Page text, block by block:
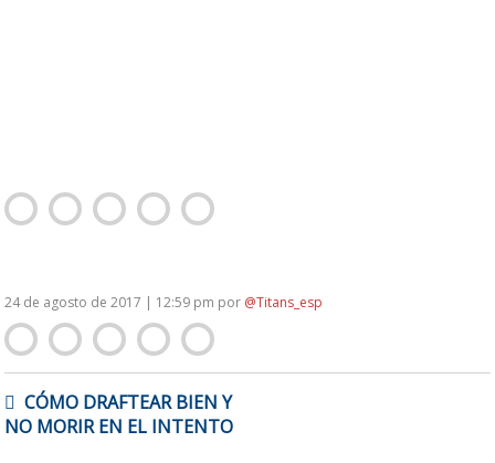
24 de agosto de 2017 | 12:59 pm por @Titans_esp
NAVEGACIÓN
DE
ENTRADAS
CÓMO DRAFTEAR BIEN Y
NO MORIR EN EL INTENTO